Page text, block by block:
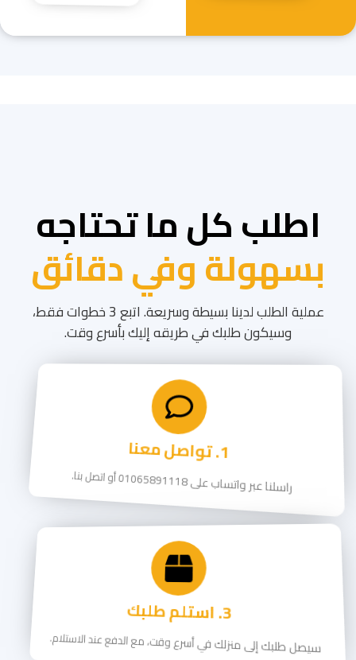
اطلب كل ما تحتاجه
بسهولة وفي دقائق
عملية الطلب لدينا بسيطة وسريعة. اتبع 3 خطوات فقط،
وسيكون طلبك في طريقه إليك بأسرع وقت.
1. تواصل معنا
راسلنا عبر واتساب على
01065891118
أو اتصل بنا.
3. استلم طلبك
سيصل طلبك إلى منزلك في أسرع وقت، مع الدفع عند الاستلام.